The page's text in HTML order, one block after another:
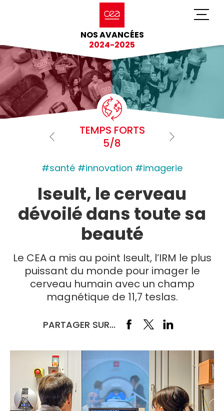
NOS AVANCÉES
2024-2025
TEMPS FORTS
5/8
#santé #innovation #imagerie
Iseult, le cerveau
dévoilé dans toute sa
beauté
Le CEA a mis au point Iseult, l’IRM le plus
puissant du monde pour imager le
cerveau humain avec un champ
magnétique de 11,7 teslas.
PARTAGER SUR...